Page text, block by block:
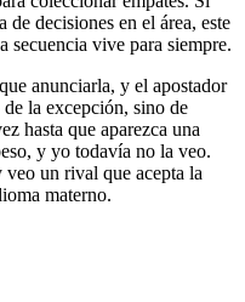
decisiones en el área, este
secuencia vive para siempre.
anunciarla, y el apostador
la excepción, sino de
hasta que aparezca una
y yo todavía no la veo.
un rival que acepta la
materno.